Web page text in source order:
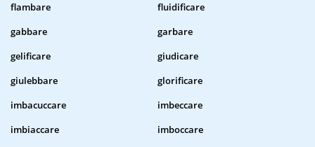
flambare
fluidificare
gabbare
garbare
gelificare
giudicare
giulebbare
glorificare
imbacuccare
imbeccare
imbiaccare
imboccare